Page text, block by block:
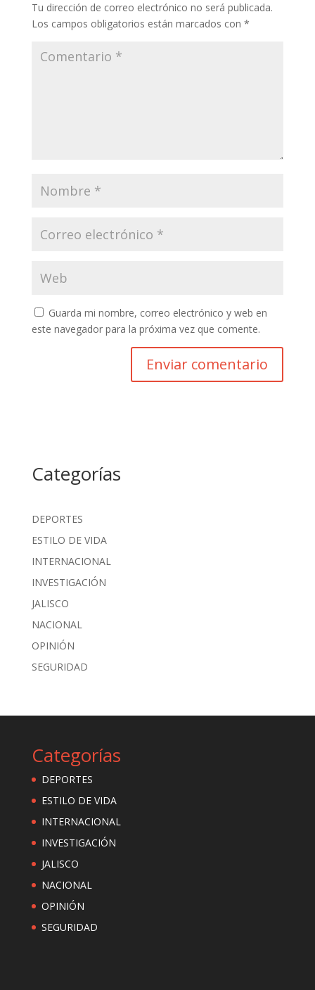
Tu dirección de correo electrónico no será publicada.
Los campos obligatorios están marcados con *
Guarda mi nombre, correo electrónico y web en
este navegador para la próxima vez que comente.
Categorías
DEPORTES
ESTILO DE VIDA
INTERNACIONAL
INVESTIGACIÓN
JALISCO
NACIONAL
OPINIÓN
SEGURIDAD
Categorías
DEPORTES
ESTILO DE VIDA
INTERNACIONAL
INVESTIGACIÓN
JALISCO
NACIONAL
OPINIÓN
SEGURIDAD